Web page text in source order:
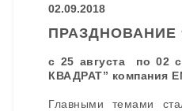
02.09.2018
ПРАЗДНОВАНИЕ
с 25 августа по 02
КВАДРАТ” компания
Главными темами